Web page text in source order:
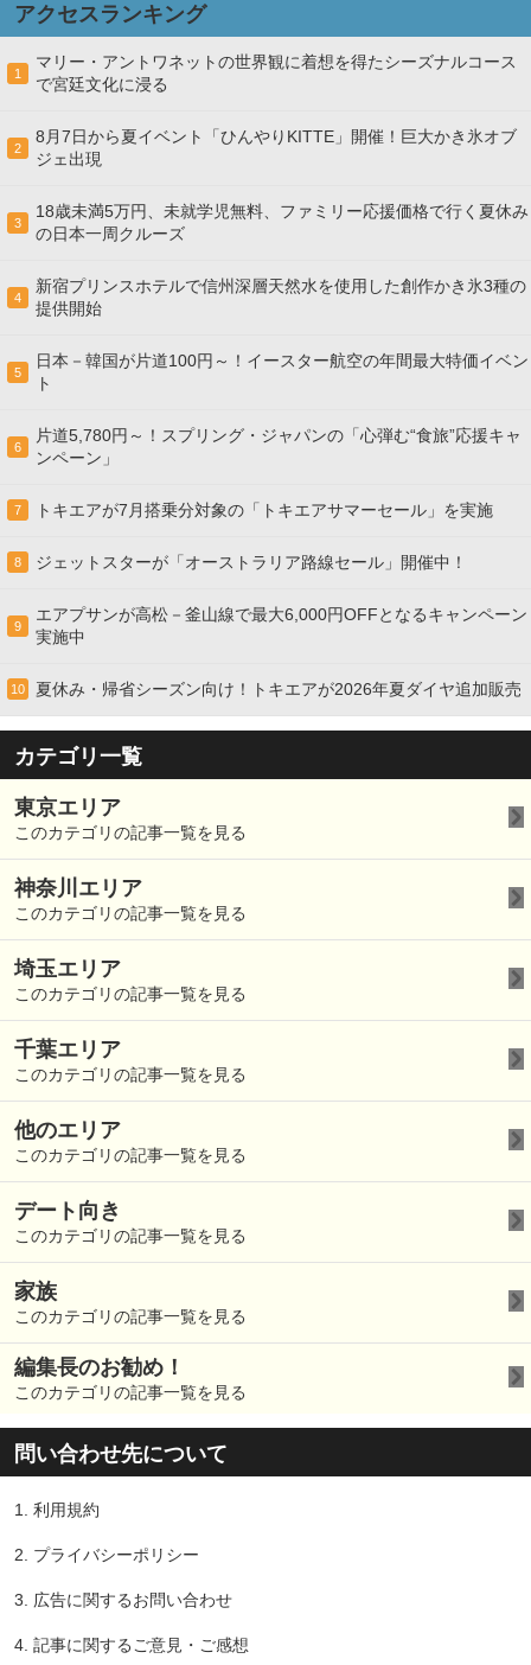
アクセスランキング
1
マリー・アントワネットの世界観に着想を得たシーズナルコース
で宮廷文化に浸る
2
8月7日から夏イベント「ひんやりKITTE」開催！巨大かき氷オブ
ジェ出現
3
18歳未満5万円、未就学児無料、ファミリー応援価格で行く夏休み
の日本一周クルーズ
4
新宿プリンスホテルで信州深層天然水を使用した創作かき氷3種の
提供開始
5
日本－韓国が片道100円～！イースター航空の年間最大特価イベン
ト
6
片道5,780円～！スプリング・ジャパンの「心弾む“食旅”応援キャ
ンペーン」
7 トキエアが7月搭乗分対象の「トキエアサマーセール」を実施
8 ジェットスターが「オーストラリア路線セール」開催中！
9
エアプサンが高松－釜山線で最大6,000円OFFとなるキャンペーン
実施中
10 夏休み・帰省シーズン向け！トキエアが2026年夏ダイヤ追加販売
カテゴリ一覧
東京エリア
このカテゴリの記事一覧を見る
神奈川エリア
このカテゴリの記事一覧を見る
埼玉エリア
このカテゴリの記事一覧を見る
千葉エリア
このカテゴリの記事一覧を見る
他のエリア
このカテゴリの記事一覧を見る
デート向き
このカテゴリの記事一覧を見る
家族
このカテゴリの記事一覧を見る
編集長のお勧め！
このカテゴリの記事一覧を見る
問い合わせ先について
1. 利用規約
2. プライバシーポリシー
3. 広告に関するお問い合わせ
4. 記事に関するご意見・ご感想